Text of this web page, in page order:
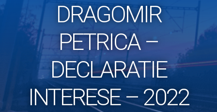
DRAGOMIR
PETRICA –
DECLARATIE
INTERESE – 2022